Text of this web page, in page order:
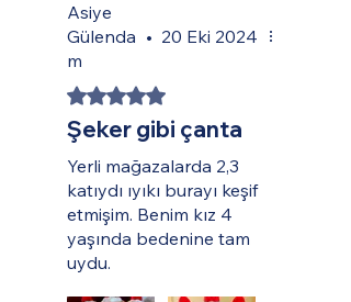
Asiye
Gülenda
m
• 20 Eki 2024
5 üzerinden 5 yıldız
Şeker gibi çanta
Yerli mağazalarda 2,3
katıydı ıyıkı burayı keşif
etmişim. Benim kız 4
yaşında bedenine tam
uydu.